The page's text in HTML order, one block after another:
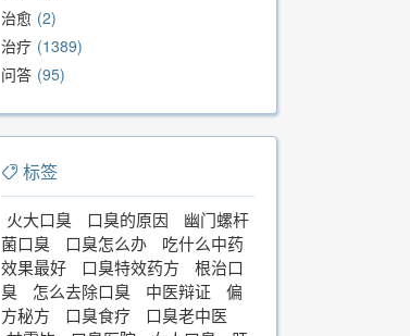
治愈 2
治疗 1389
问答 95
标签
火大口臭 口臭的原因
幽门螺杆
菌口臭
口臭怎么办
吃什么中药
效果最好
口臭特效药方
根治口
臭
怎么去除口臭 中医辩证
偏
方秘方
口臭食疗
口臭老中医